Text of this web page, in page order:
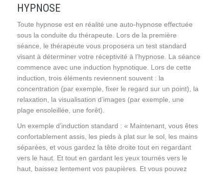
HYPNOSE
Toute hypnose est en réalité une auto-hypnose effectuée
sous la conduite du thérapeute. Lors de la première
séance, le thérapeute vous proposera un test standard
visant à déterminer votre réceptivité à l’hypnose. La séance
commence avec une induction hypnotique. Lors de cette
induction, trois éléments reviennent souvent : la
concentration (par exemple, fixer le regard sur un point), la
relaxation, la visualisation d’images (par exemple, une
plage ensoleillée, une forêt).
Un exemple d’induction standard : « Maintenant, vous êtes
confortablement assis, les pieds à plat sur le sol, les mains
séparées, et vous gardez la tête droite tout en regardant
vers le haut. Et tout en gardant les yeux tournés vers le
haut, baissez lentement vos paupières. Et vous pouvez